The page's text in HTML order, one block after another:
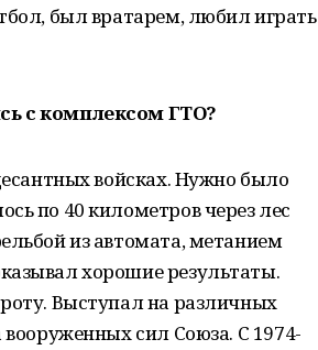
был вратарем, любил играть
с комплексом ГТО?
войсках. Нужно было
по 40 километров через лес
из автомата, метанием
хорошие результаты.
Выступал на различных
вооруженных сил Союза. С 1974-